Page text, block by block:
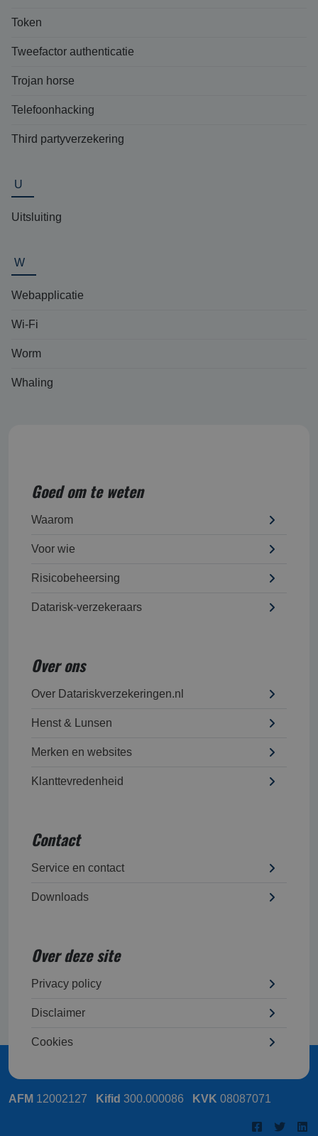
Token
Tweefactor authenticatie
Trojan horse
Telefoonhacking
Third partyverzekering
U
Uitsluiting
W
Webapplicatie
Wi-Fi
Worm
Whaling
Goed om te weten
Waarom
Voor wie
Risicobeheersing
Datarisk-verzekeraars
Over ons
Over Datariskverzekeringen.nl
Henst & Lunsen
Merken en websites
Klanttevredenheid
Contact
Service en contact
Downloads
Over deze site
Privacy policy
Disclaimer
Cookies
AFM 12002127 Kifid 300.000086 KVK 08087071